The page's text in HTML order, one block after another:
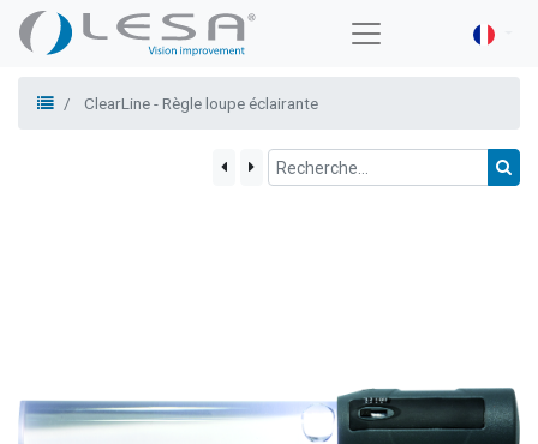
ClearLine - Règle loupe éclairante